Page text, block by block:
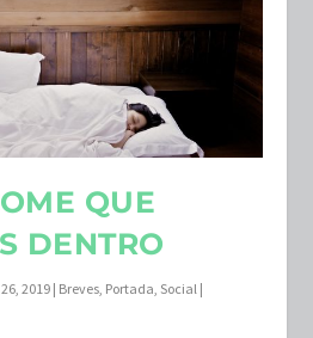
QUE
DENTRO
2019| Breves, Portada, Social |